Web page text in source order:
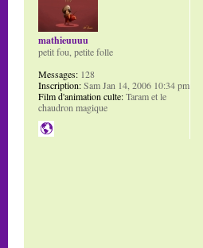
mathieuuuu
petit fou, petite folle
Messages: 128
Inscription:Sam Jan 14, 2006 10:34 pm
Film d'animation culte:Taram et le
chaudron magique